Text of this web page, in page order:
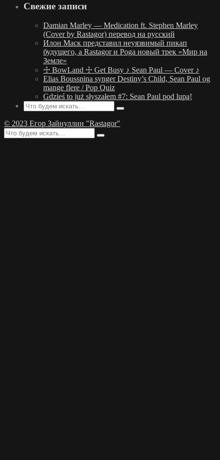
Свежие записи
Damian Marley — Medication ft. Stephen Marley
(Cover by Rastagor) перевод на русский
Илон Маск представил неуязвимый пикап
будущего, а Rastagor и Poga новый трек «Мир на
Земле»
☩ BowLand ☩ Get Busy ♪ Sean Paul — Cover ♪
Elias Boussnina synger Destiny’s Child, Sean Paul og
mange flere / Pop Quiz
Gdzieś to już słyszałem #7: Sean Paul pod lupą!
© 2023 Егор Зайнуллин "Rastagor"